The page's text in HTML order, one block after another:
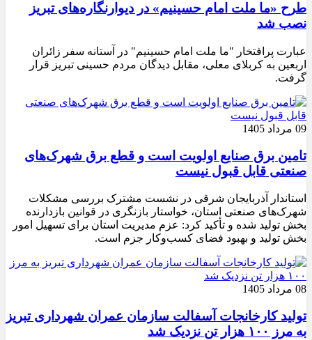
طرح «ما ملت امام حسینیم» در دیوارنگاره‌های تبریز
نصب شد
عبارت پرافتخار "ما ملت امام حسینیم" در آستانه سفر زائران
اربعین به کربلای معلی، مقابل دیدگان مردم حسینی تبریز قرار
گرفت.
09 مرداد 1405
تامین برق صنایع اولویت است و قطع برق شهرک‌های
صنعتی قابل قبول نیست
استاندار آذربایجان شرقی در نشست مشترک بررسی مشکلات
شهرک‌های صنعتی استان، خواستار بازنگری در قوانین بازدارنده
بخش تولید شده و تأکید کرد: عزم مدیریت استان برای تسهیل امور
بخش تولید و بهبود فضای کسب‌وکار جزم است.
08 مرداد 1405
تولید کارخانجات آسفالت سازمان عمران شهرداری تبریز
به مرز ۱۰۰ هزار تن نزدیک شد